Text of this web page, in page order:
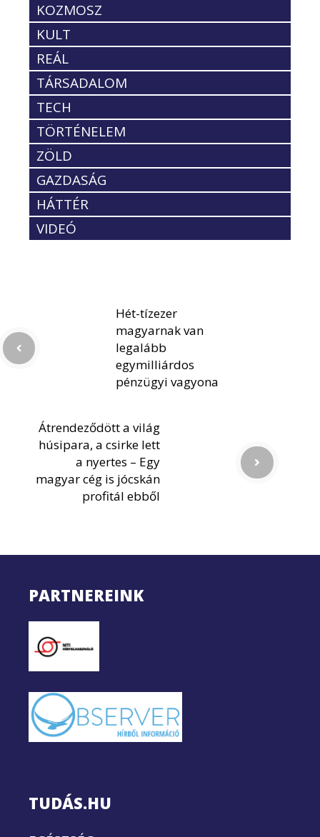
KOZMOSZ
KULT
REÁL
TÁRSADALOM
TECH
TÖRTÉNELEM
ZÖLD
GAZDASÁG
HÁTTÉR
VIDEÓ
Hét-tízezer
magyarnak van
legalább
egymilliárdos
pénzügyi vagyona
Átrendeződött a világ
húsipara, a csirke lett
a nyertes – Egy
magyar cég is jócskán
profitál ebből
PARTNEREINK
TUDÁS.HU